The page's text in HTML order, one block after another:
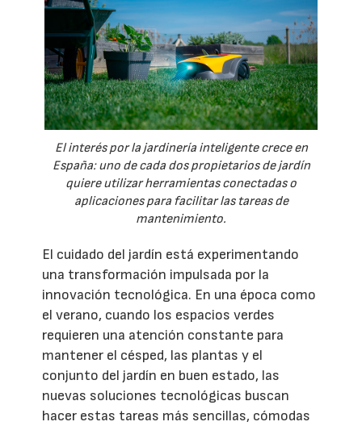
El interés por la jardinería inteligente crece en
España: uno de cada dos propietarios de jardín
quiere utilizar herramientas conectadas o
aplicaciones para facilitar las tareas de
mantenimiento.
El cuidado del jardín está experimentando
una transformación impulsada por la
innovación tecnológica. En una época como
el verano, cuando los espacios verdes
requieren una atención constante para
mantener el césped, las plantas y el
conjunto del jardín en buen estado, las
nuevas soluciones tecnológicas buscan
hacer estas tareas más sencillas, cómodas